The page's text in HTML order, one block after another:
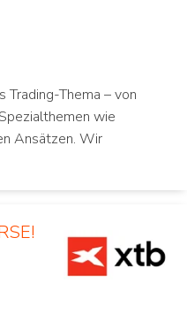
Thema – von
wie
Ansätzen. Wir